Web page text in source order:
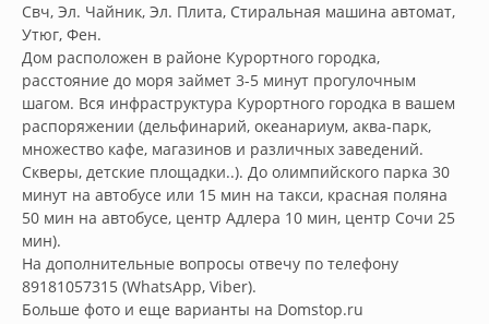
Свч, Эл. Чайник, Эл. Плита, Стиральная машина автомат,
Утюг, Фен.
Дом расположен в районе Курортного городка,
расстояние до моря займет 3-5 минут прогулочным
шагом. Вся инфраструктура Курортного городка в вашем
распоряжении (дельфинарий, океанариум, аква-парк,
множество кафе, магазинов и различных заведений.
Скверы, детские площадки..). До олимпийского парка 30
минут на автобусе или 15 мин на такси, красная поляна
50 мин на автобусе, центр Адлера 10 мин, центр Сочи 25
мин).
На дополнительные вопросы отвечу по телефону
89181057315 (WhatsApp, Viber).
Больше фото и еще варианты на Domstop.ru